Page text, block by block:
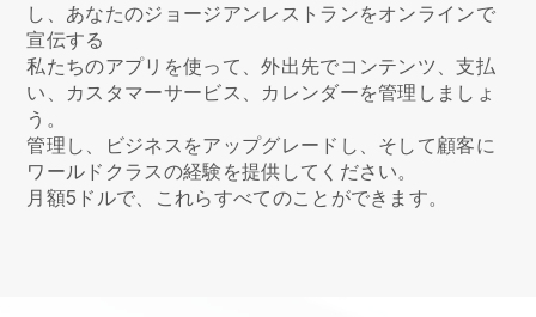
し、あなたのジョージアンレストランをオンラインで
宣伝する
私たちのアプリを使って、外出先でコンテンツ、支払
い、カスタマーサービス、カレンダーを管理しましょ
う。
管理し、ビジネスをアップグレードし、そして顧客に
ワールドクラスの経験を提供してください。
月額5ドルで、これらすべてのことができます。